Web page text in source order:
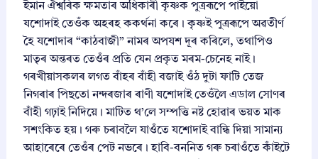
ইমান ঐশ্বৰিক ক্ষমতাৰ অধিকাৰী কৃষ্ণক পুত্ৰৰূপে পাইয়ো
যশোদাই তেওঁক অহৰহ ককৰ্থনা কৰে। কৃষ্ণই পুত্ৰৰূপে অৱতীৰ্ণ
হৈ যশোদাৰ “কাঠবাজী” নামৰ অপযশ দূৰ কৰিলে, তথাপিও
মাতৃৰ অন্তৰত তেওঁৰ প্ৰতি যেন প্ৰকৃত মৰম-চেনেহ নাই।
গৰখীয়াসকলৰ লগত বাঁহৰ বাঁহী বজাই ওঁঠ দুটা ফাটি তেজ
নিগৰাৰ পিছতো নন্দৰজাৰ ৰাণী যশোদাই তেওঁলৈ এডাল সোণৰ
বাঁহী গঢ়াই নিদিয়ে। মাটিত থ’লে সম্পত্তি নষ্ট হোৱাৰ ভয়ত মাক
সশংকিত হয়। গৰু চৰাবলৈ যাওঁতে যশোদাই বান্ধি দিয়া সামান্য
আহাৰেৰে তেওঁৰ পেট নভৰে। হাবি-বননিত গৰু চৰাওঁতে কাঁইটে